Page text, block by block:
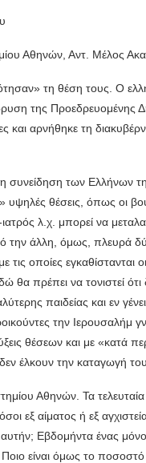
Αθηνών, Αντ. Μέλος
τη θέση τους. Ο
της Προεδρευομένης
και αρνήθηκε τη
συνείδηση των Ελλήνων
υψηλές θέσεις, όπως οι
λ.χ. μπορεί να
την άλλη, όμως, πλευρά
τις οποίες εγκαθίστανται
πρέπει να τονιστεί ότι
παιδείας και εν
την Ιερουσαλήμ
θέσεων και με «κατά
έλκουν την καταγωγή
Αθηνών. Τα
αίματος ή εξ
Εβδομήντα ένας μόνο!
είναι όμως το